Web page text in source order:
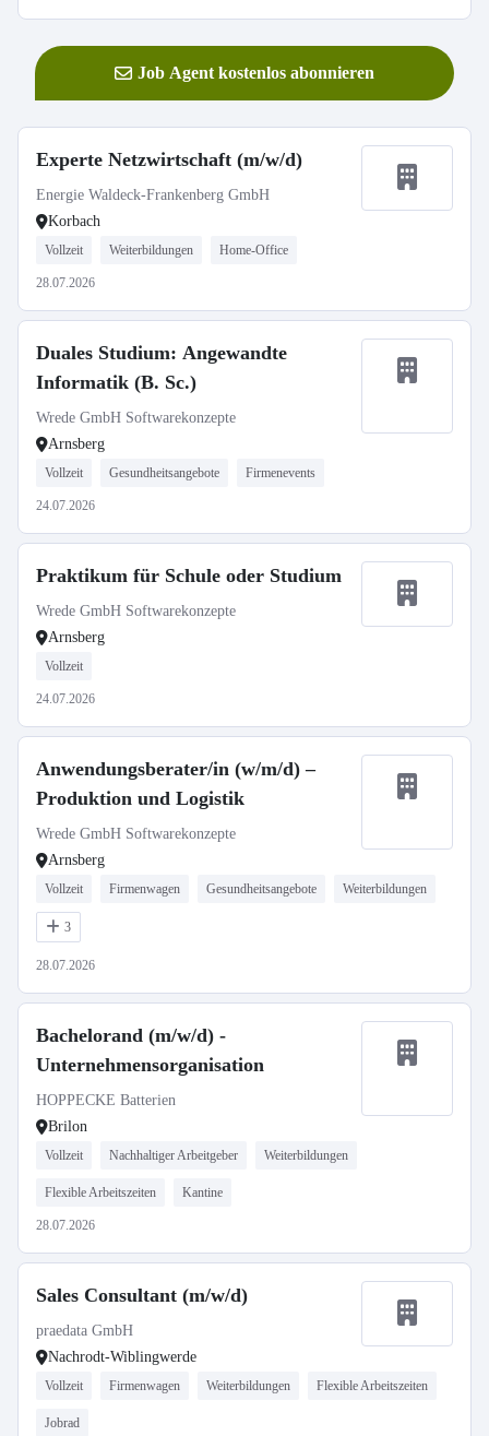
Job Agent kostenlos abonnieren
Experte Netzwirtschaft (m/w/d)
Energie Waldeck-Frankenberg GmbH
Korbach
Vollzeit Weiterbildungen Home-Office
28.07.2026
Duales Studium: Angewandte
Informatik (B. Sc.)
Wrede GmbH Softwarekonzepte
Arnsberg
Vollzeit Gesundheitsangebote Firmenevents
24.07.2026
Praktikum für Schule oder Studium
Wrede GmbH Softwarekonzepte
Arnsberg
Vollzeit
24.07.2026
Anwendungsberater/in (w/m/d) –
Produktion und Logistik
Wrede GmbH Softwarekonzepte
Arnsberg
Vollzeit Firmenwagen Gesundheitsangebote Weiterbildungen
3
28.07.2026
Bachelorand (m/w/d) -
Unternehmensorganisation
HOPPECKE Batterien
Brilon
Vollzeit Nachhaltiger Arbeitgeber Weiterbildungen
Flexible Arbeitszeiten Kantine
28.07.2026
Sales Consultant (m/w/d)
praedata GmbH
Nachrodt-Wiblingwerde
Vollzeit Firmenwagen Weiterbildungen Flexible Arbeitszeiten
Jobrad